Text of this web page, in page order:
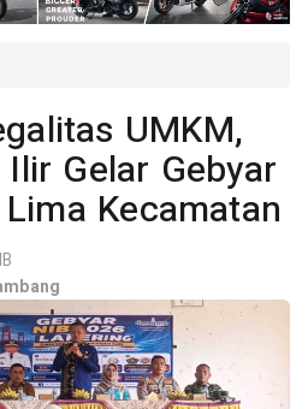
UMKM,
Gelar Gebyar
Kecamatan